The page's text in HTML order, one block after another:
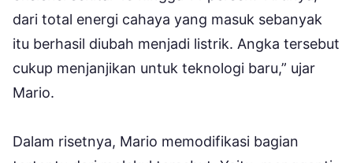
dari total energi cahaya yang masuk sebanyak
itu berhasil diubah menjadi listrik. Angka tersebut
cukup menjanjikan untuk teknologi baru,” ujar
Mario.
Dalam risetnya, Mario memodifikasi bagian